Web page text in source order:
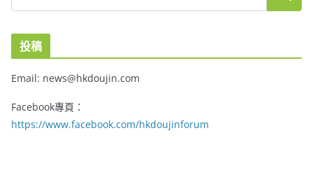
投稿
Email: news@hkdoujin.com
Facebook專頁：
https://www.facebook.com/hkdoujinforum